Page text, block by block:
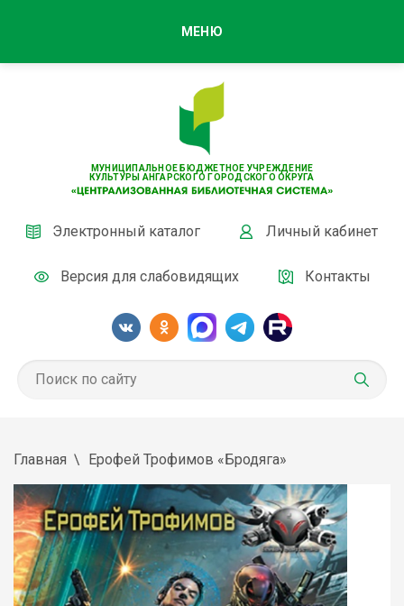
МУНИЦИПАЛЬНОЕ БЮДЖЕТНОЕ УЧРЕЖДЕНИЕ
КУЛЬТУРЫ АНГАРСКОГО ГОРОДСКОГО ОКРУГА
Электронный каталог Личный кабинет
Версия для слабовидящих Контакты
МЕНЮ
Главная Ерофей Трофимов «Бродяга»